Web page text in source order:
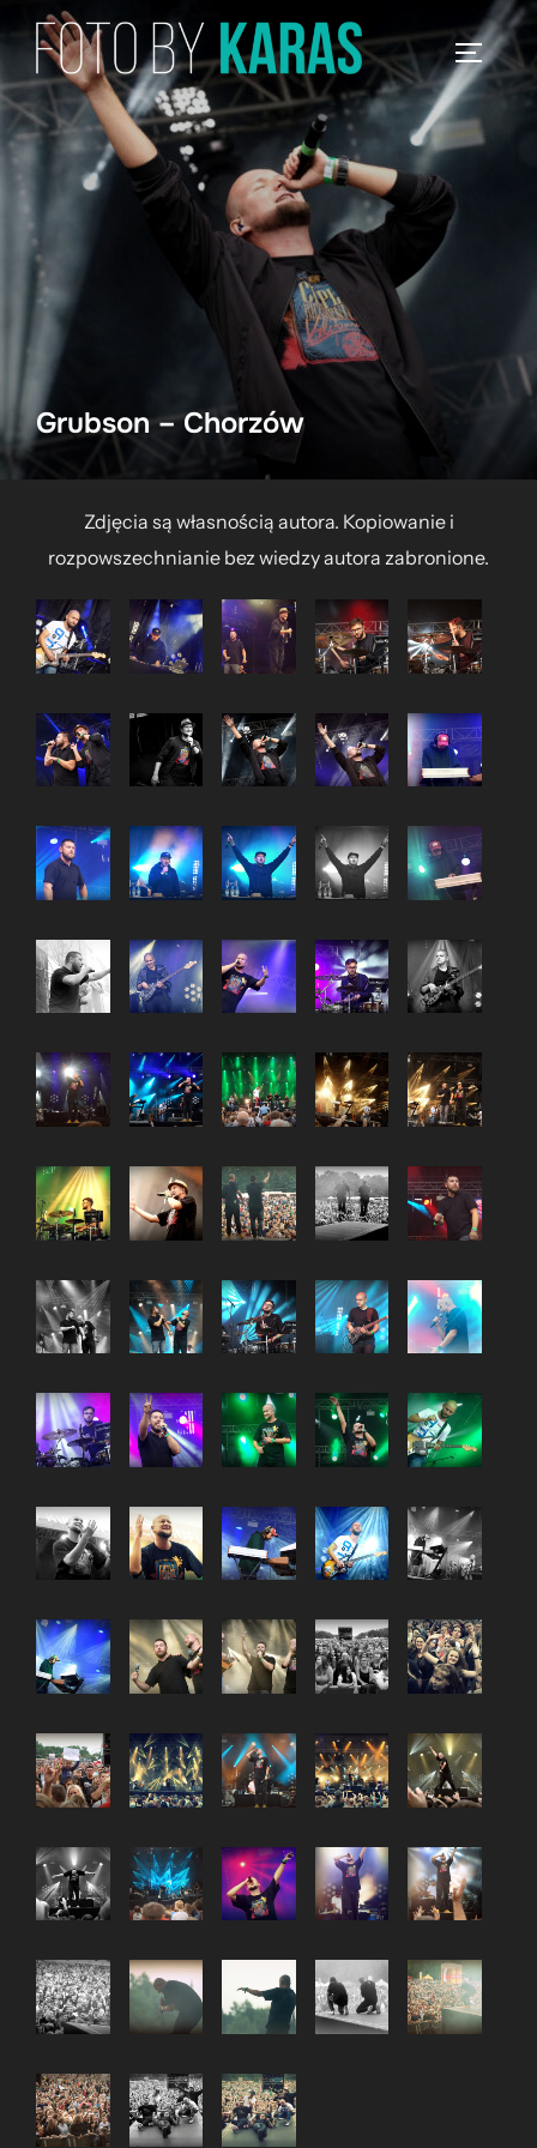
Skip
to
content
Grubson – Chorzów
Zdjęcia są własnością autora. Kopiowanie i
rozpowszechnianie bez wiedzy autora zabronione.